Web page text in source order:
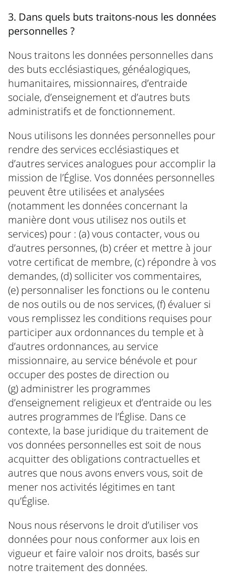
3. Dans quels buts traitons-nous les données
personnelles ?
Nous traitons les données personnelles dans
des buts ecclésiastiques, généalogiques,
humanitaires, missionnaires, d’entraide
sociale, d’enseignement et d’autres buts
administratifs et de fonctionnement.
Nous utilisons les données personnelles pour
rendre des services ecclésiastiques et
d’autres services analogues pour accomplir la
mission de l’Église. Vos données personnelles
peuvent être utilisées et analysées
(notamment les données concernant la
manière dont vous utilisez nos outils et
services) pour : (a) vous contacter, vous ou
d’autres personnes, (b) créer et mettre à jour
votre certificat de membre, (c) répondre à vos
demandes, (d) solliciter vos commentaires,
(e) personnaliser les fonctions ou le contenu
de nos outils ou de nos services, (f) évaluer si
vous remplissez les conditions requises pour
participer aux ordonnances du temple et à
d’autres ordonnances, au service
missionnaire, au service bénévole et pour
occuper des postes de direction ou
(g) administrer les programmes
d’enseignement religieux et d’entraide ou les
autres programmes de l’Église. Dans ce
contexte, la base juridique du traitement de
vos données personnelles est soit de nous
acquitter des obligations contractuelles et
autres que nous avons envers vous, soit de
mener nos activités légitimes en tant
qu’Église.
Nous nous réservons le droit d’utiliser vos
données pour nous conformer aux lois en
vigueur et faire valoir nos droits, basés sur
notre traitement des données.